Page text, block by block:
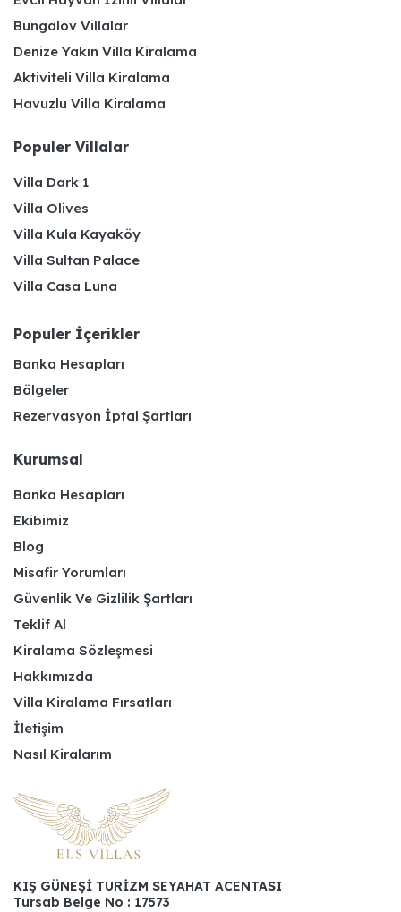
Bungalov Villalar
Denize Yakın Villa Kiralama
Aktiviteli Villa Kiralama
Havuzlu Villa Kiralama
Populer Villalar
Villa Dark 1
Villa Olives
Villa Kula Kayaköy
Villa Sultan Palace
Villa Casa Luna
Populer İçerikler
Banka Hesapları
Bölgeler
Rezervasyon İptal Şartları
Kurumsal
Banka Hesapları
Ekibimiz
Blog
Misafir Yorumları
Güvenlik Ve Gizlilik Şartları
Teklif Al
Kiralama Sözleşmesi
Hakkımızda
Villa Kiralama Fırsatları
İletişim
Nasıl Kiralarım
KIŞ GÜNEŞİ TURİZM SEYAHAT ACENTASI
Tursab Belge No : 17573